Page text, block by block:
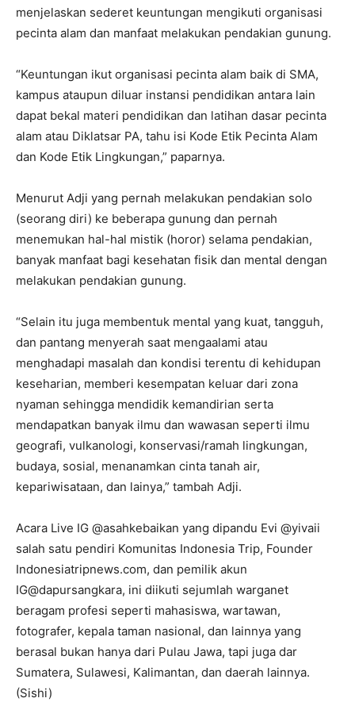
menjelaskan sederet keuntungan mengikuti organisasi
pecinta alam dan manfaat melakukan pendakian gunung.
“Keuntungan ikut organisasi pecinta alam baik di SMA,
kampus ataupun diluar instansi pendidikan antara lain
dapat bekal materi pendidikan dan latihan dasar pecinta
alam atau Diklatsar PA, tahu isi Kode Etik Pecinta Alam
dan Kode Etik Lingkungan,” paparnya.
Menurut Adji yang pernah melakukan pendakian solo
(seorang diri) ke beberapa gunung dan pernah
menemukan hal-hal mistik (horor) selama pendakian,
banyak manfaat bagi kesehatan fisik dan mental dengan
melakukan pendakian gunung.
“Selain itu juga membentuk mental yang kuat, tangguh,
dan pantang menyerah saat mengaalami atau
menghadapi masalah dan kondisi terentu di kehidupan
keseharian, memberi kesempatan keluar dari zona
nyaman sehingga mendidik kemandirian serta
mendapatkan banyak ilmu dan wawasan seperti ilmu
geografi, vulkanologi, konservasi/ramah lingkungan,
budaya, sosial, menanamkan cinta tanah air,
kepariwisataan, dan lainya,” tambah Adji.
Acara Live IG @asahkebaikan yang dipandu Evi @yivaii
salah satu pendiri Komunitas Indonesia Trip, Founder
Indonesiatripnews.com, dan pemilik akun
IG@dapursangkara, ini diikuti sejumlah warganet
beragam profesi seperti mahasiswa, wartawan,
fotografer, kepala taman nasional, dan lainnya yang
berasal bukan hanya dari Pulau Jawa, tapi juga dar
Sumatera, Sulawesi, Kalimantan, dan daerah lainnya.
(Sishi)